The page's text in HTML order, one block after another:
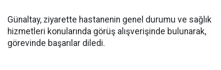
Günaltay, ziyarette hastanenin genel durumu ve sağlık
hizmetleri konularında görüş alışverişinde bulunarak,
görevinde başarılar diledi.